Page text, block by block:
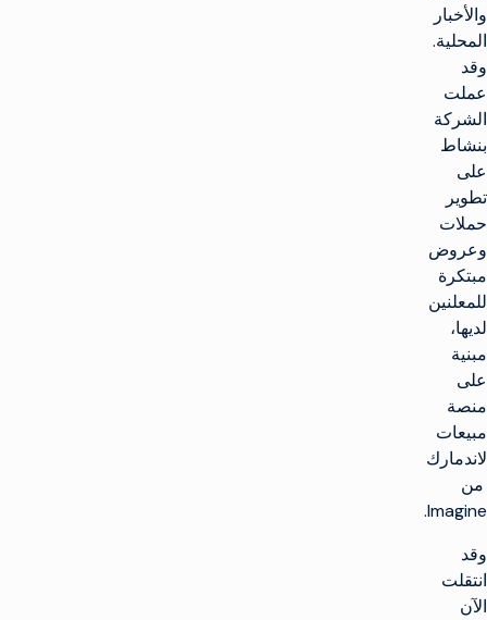
والأخبار
المحلية.
وقد
عملت
الشركة
بنشاط
على
تطوير
حملات
وعروض
مبتكرة
للمعلنين
لديها،
مبنية
على
منصة
مبيعات
لاندمارك
من
Imagine.
وقد
انتقلت
الآن